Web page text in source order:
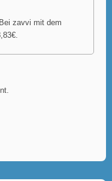
zavvi mit dem